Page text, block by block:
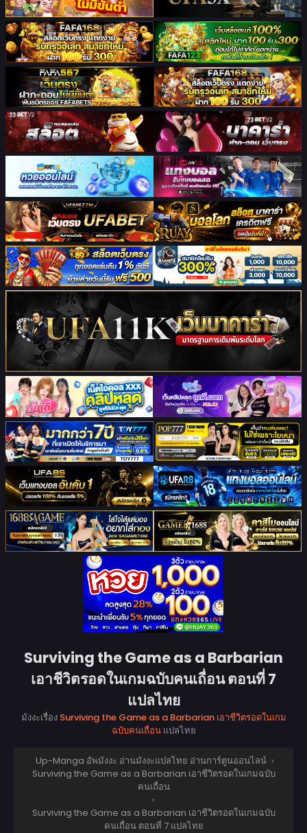
Surviving the Game as a Barbarian
เอาชีวิตรอดในเกมฉบับคนเถื่อน ตอนที่ 7
แปลไทย
มังงะเรื่อง Surviving the Game as a Barbarian เอาชีวิตรอดในเกม
ฉบับคนเถื่อนแปลไทย
Up-Manga อัพมังงะ อ่านมังงะแปลไทย อ่านการ์ตูนออนไลน์ ›
Surviving the Game as a Barbarian เอาชีวิตรอดในเกมฉบับ
คนเถื่อน
›
Surviving the Game as a Barbarian เอาชีวิตรอดในเกมฉบับ
คนเถื่อน ตอนที่ 7 แปลไทย